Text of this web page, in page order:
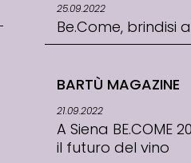
25.09.2022
Be.Come, brindisi
BARTÙ MAGAZINE
21.09.2022
A Siena
il futuro del vino